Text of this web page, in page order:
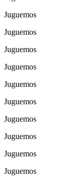
Juguemos
Juguemos
Juguemos
Juguemos
Juguemos
Juguemos
Juguemos
Juguemos
Juguemos
Juguemos